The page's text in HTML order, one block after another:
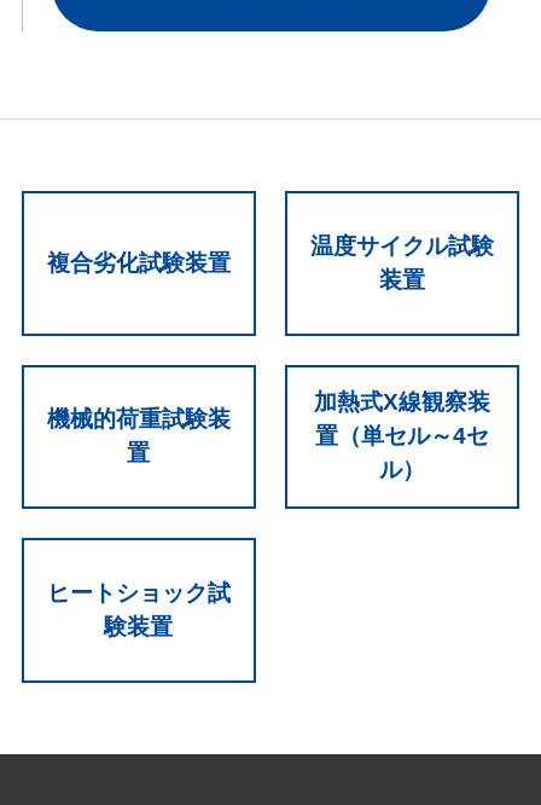
複合劣化試験装置
温度サイクル試験
装置
機械的荷重試験装
置
加熱式X線観察装
置（単セル～4セ
ル）
ヒートショック試
験装置